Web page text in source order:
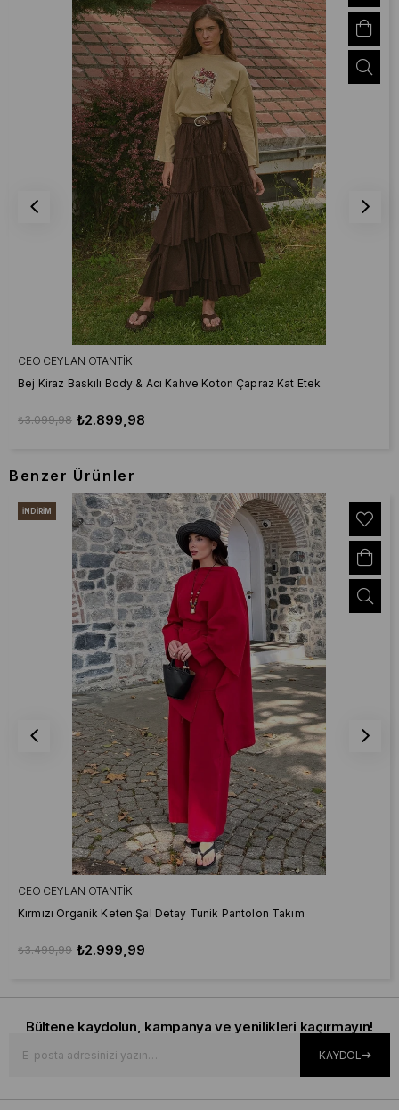
CEO CEYLAN OTANTIK
Bej Kiraz Baskılı Body & Acı Kahve Koton Çapraz Kat Etek
₺2.899,98
₺3.099,98
Benzer Ürünler
CEO CEYLAN OTANTIK
Kırmızı Organik Keten Şal Detay Tunik Pantolon Takım
₺2.999,99
₺3.499,99
İNDIRIM
Bültene kaydolun, kampanya ve yenilikleri kaçırmayın!
KAYDOL